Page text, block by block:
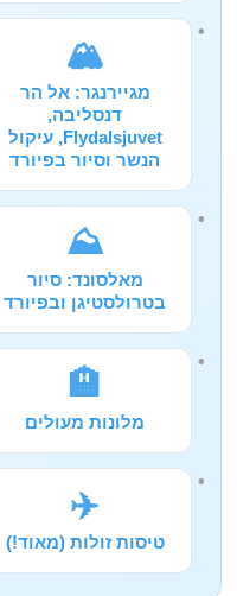
🏔️
מגיירנגר: אל הר
דנסליבה,
Flydalsjuvet, עיקול
הנשר וסיור בפיורד
⛰️
מאלסונד: סיור
בטרולסטיגן ובפיורד
🏨
מלונות מעולים
✈️
טיסות זולות (מאוד!)